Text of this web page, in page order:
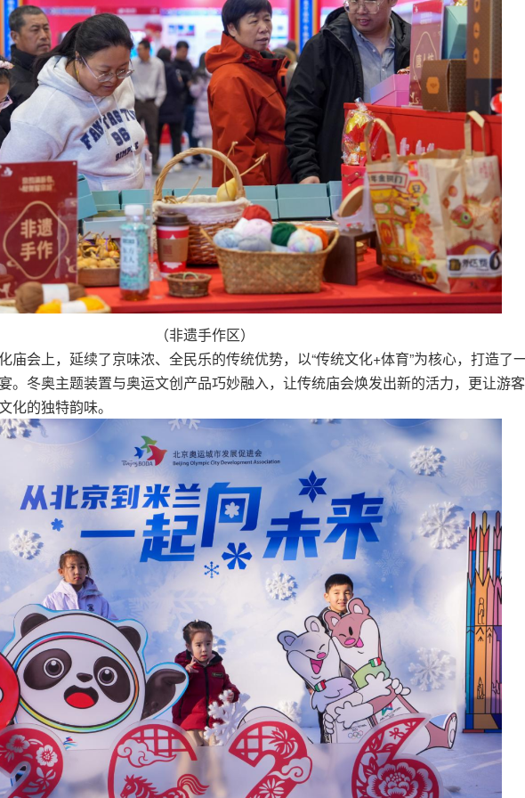
（非遗手作区）
庙会上，延续了京味浓、全民乐的传统优势，以“传统文化+体育”为核心，打造了
。冬奥主题装置与奥运文创产品巧妙融入，让传统庙会焕发出新的活力，更让游
化的独特韵味。